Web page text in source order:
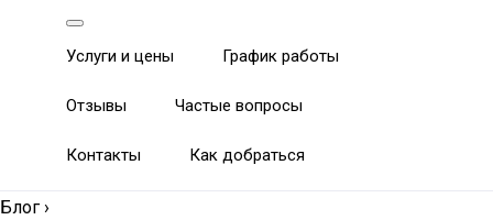
Услуги и цены График работы
Отзывы Частые вопросы
Контакты Как добраться
Блог ›